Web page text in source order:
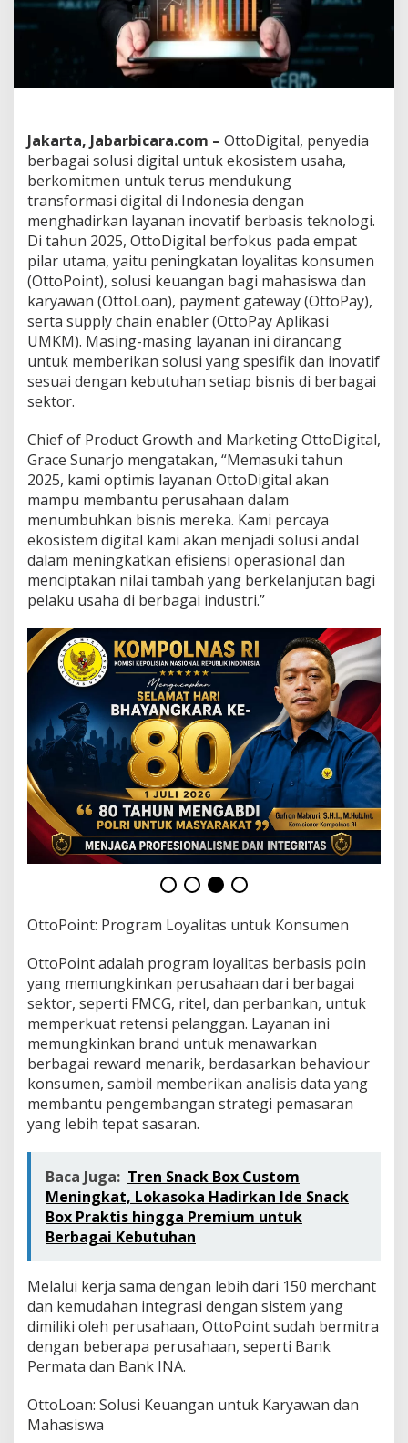
a
n
B
s
s
,
O
t
t
o
D
i
g
i
t
a
l
H
a
d
e
n
g
a
n
S
o
l
u
s
D
i
g
i
t
a
l
u
n
t
u
k
E
k
o
i
t
U
s
a
h
a
Jakarta, Jabarbicara.com – OttoDigital, penyedia
berbagai solusi digital untuk ekosistem usaha,
berkomitmen untuk terus mendukung
transformasi digital di Indonesia dengan
menghadirkan layanan inovatif berbasis teknologi.
Di tahun 2025, OttoDigital berfokus pada empat
pilar utama, yaitu peningkatan loyalitas konsumen
(OttoPoint), solusi keuangan bagi mahasiswa dan
karyawan (OttoLoan), payment gateway (OttoPay),
serta supply chain enabler (OttoPay Aplikasi
UMKM). Masing-masing layanan ini dirancang
untuk memberikan solusi yang spesifik dan inovatif
sesuai dengan kebutuhan setiap bisnis di berbagai
sektor.
Chief of Product Growth and Marketing OttoDigital,
Grace Sunarjo mengatakan, “Memasuki tahun
2025, kami optimis layanan OttoDigital akan
mampu membantu perusahaan dalam
menumbuhkan bisnis mereka. Kami percaya
ekosistem digital kami akan menjadi solusi andal
dalam meningkatkan efisiensi operasional dan
menciptakan nilai tambah yang berkelanjutan bagi
pelaku usaha di berbagai industri.”
OttoPoint: Program Loyalitas untuk Konsumen
OttoPoint adalah program loyalitas berbasis poin
yang memungkinkan perusahaan dari berbagai
sektor, seperti FMCG, ritel, dan perbankan, untuk
memperkuat retensi pelanggan. Layanan ini
memungkinkan brand untuk menawarkan
berbagai reward menarik, berdasarkan behaviour
konsumen, sambil memberikan analisis data yang
membantu pengembangan strategi pemasaran
yang lebih tepat sasaran.
Baca Juga: Tren Snack Box Custom
Meningkat, Lokasoka Hadirkan Ide Snack
Box Praktis hingga Premium untuk
Berbagai Kebutuhan
Melalui kerja sama dengan lebih dari 150 merchant
dan kemudahan integrasi dengan sistem yang
dimiliki oleh perusahaan, OttoPoint sudah bermitra
dengan beberapa perusahaan, seperti Bank
Permata dan Bank INA.
OttoLoan: Solusi Keuangan untuk Karyawan dan
Mahasiswa